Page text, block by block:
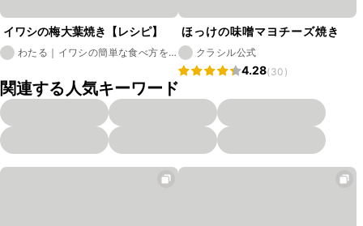
イワシの梅大葉焼き【レシピ】
わたる｜イワシの簡単な食べ方を
ほっけの味噌マヨチーズ焼き
クラシル公式
4.28(30)
関連する人気キーワード